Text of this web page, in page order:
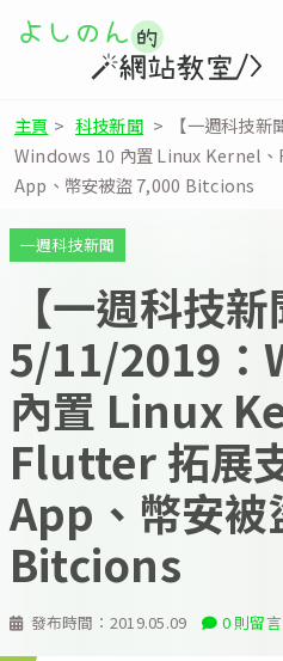
主頁 > 科技新聞 >
【一週科技
Windows 10 內置 Linux Kernel
App、幣安被盜 7,000 Bitcions
發布時間： 2019.05.09 0 則留言
一週科技新聞
【一週科技
5/11/2019：
內置 Linux
Flutter 拓展
App、幣安
Bitcions